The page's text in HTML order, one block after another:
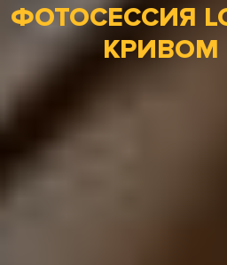
ФОТОСЕССИЯ
КРИВОМ